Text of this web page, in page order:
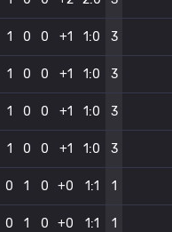
1 0 0 +1 1:0 3
1 0 0 +1 1:0 3
1 0 0 +1 1:0 3
1 0 0 +1 1:0 3
0 1 0 +0 1:1 1
0 1 0 +0 1:1 1